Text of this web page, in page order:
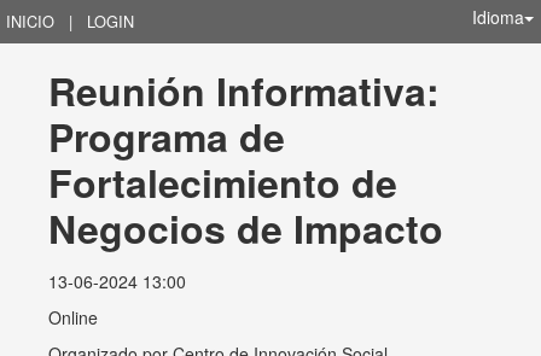
INICIO | LOGIN Idioma
Reunión Informativa:
Programa de
Fortalecimiento de
Negocios de Impacto
13-06-2024 13:00
Online